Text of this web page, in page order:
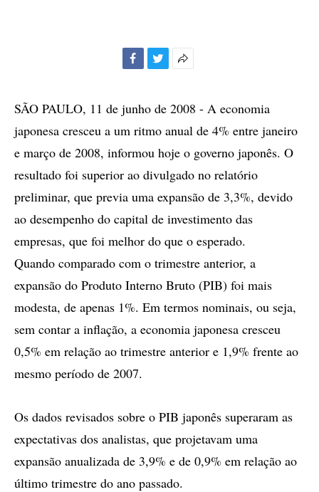
compartilhamento
SÃO PAULO, 11 de junho de 2008 - A economia
japonesa cresceu a um ritmo anual de 4% entre janeiro
e março de 2008, informou hoje o governo japonês. O
resultado foi superior ao divulgado no relatório
preliminar, que previa uma expansão de 3,3%, devido
ao desempenho do capital de investimento das
empresas, que foi melhor do que o esperado.
Quando comparado com o trimestre anterior, a
expansão do Produto Interno Bruto (PIB) foi mais
modesta, de apenas 1%. Em termos nominais, ou seja,
sem contar a inflação, a economia japonesa cresceu
0,5% em relação ao trimestre anterior e 1,9% frente ao
mesmo período de 2007.
Os dados revisados sobre o PIB japonês superaram as
expectativas dos analistas, que projetavam uma
expansão anualizada de 3,9% e de 0,9% em relação ao
último trimestre do ano passado.